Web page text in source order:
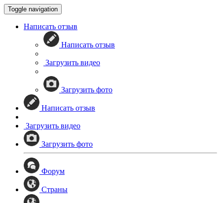
Toggle navigation
Написать отзыв
Написать отзыв
Загрузить видео
Загрузить фото
Написать отзыв
Загрузить видео
Загрузить фото
Форум
Страны